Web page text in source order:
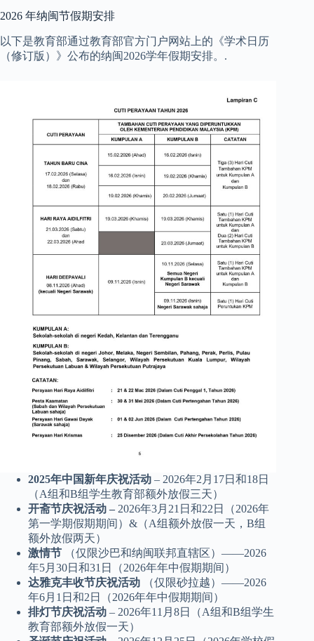
2026 年纳闽节假期安排
以下是教育部通过教育部官方门户网站上的《学术日历
（修订版）》公布的纳闽2026学年假期安排。.
2025年中国新年庆祝活动 – 2026年2月17日和18日
（A组和B组学生教育部额外放假三天）
开斋节庆祝活动 – 2026年3月21日和22日（2026年
第一学期假期期间）&（A组额外放假一天，B组
额外放假两天）
激情节 （仅限沙巴和纳闽联邦直辖区）——2026
年5月30日和31日（2026年年中假期期间）
达雅克丰收节庆祝活动 （仅限砂拉越）——2026
年6月1日和2日（2026年年中假期期间）
排灯节庆祝活动 – 2026年11月8日（A组和B组学生
教育部额外放假一天）